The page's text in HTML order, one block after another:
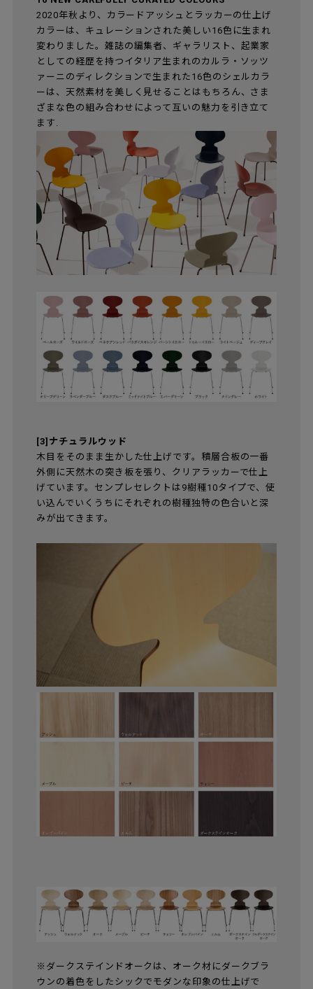
2020年秋より、カラードアッシュとラッカーの仕上げ
カラーは、キュレーションされた美しい16色に生まれ
変わりました。雑誌の編集者、ギャラリスト、起業家
としての経歴を持つイタリア生まれのカルラ・ソッツ
ァーニのディレクションで生まれた16色のシェルカラ
ーは、天然素材を美しく見せることはもちろん、さま
ざまな色の組み合わせによって互いの魅力を引き立て
ます.
[3]ナチュラルウッド
木目をそのまま生かした仕上げです。積層合板の一番
外側に天然木の突き板を張り、クリアラッカーで仕上
げています。センプレセレクトは9樹種10タイプで、使
い込んでいくうちにそれぞれの樹種独特の色合いと深
みが出てきます。
※ダークステインドオークは、オーク材にダークブラ
ウンの着色をしたシックでモダンな印象の仕上げで